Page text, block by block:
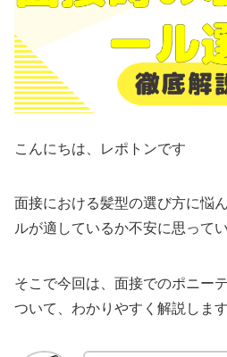
こんにちは、レポトンです
面接における髪型の選び方に悩
ルが適しているか不安に思って
そこで今回は、面接でのポニー
ついて、わかりやすく解説します